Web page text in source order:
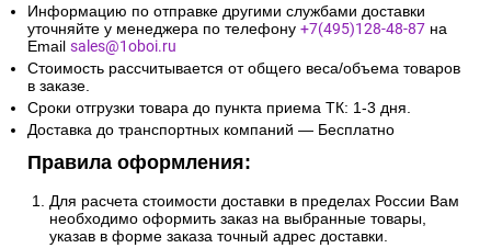
Информацию по отправке другими службами доставки
уточняйте у менеджера по телефону +7(495)128-48-87 на
Email sales@1oboi.ru
Стоимость рассчитывается от общего веса/объема товаров
в заказе.
Сроки отгрузки товара до пункта приема ТК: 1-3 дня.
Доставка до транспортных компаний — Бесплатно
Правила оформления:
Для расчета стоимости доставки в пределах России Вам
необходимо оформить заказ на выбранные товары,
указав в форме заказа точный адрес доставки.